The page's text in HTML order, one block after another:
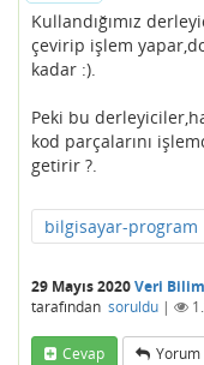
Kullandığımız
çevirip işlem
kadar :).
Peki bu
kod parçalarını
getirir ?.
bilgisayar-program
29 Mayıs 2020Veri
tarafından soruldu |
Cevap Yorum